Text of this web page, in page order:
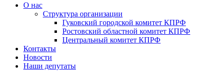
О нас
Структура организации
Гуковский городской комитет КПРФ
Ростовский областной комитет КПРФ
Центральный комитет КПРФ
Контакты
Новости
Наши депутаты